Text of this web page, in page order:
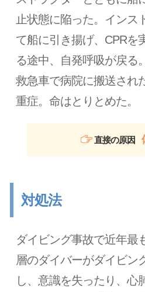
止状態に陥った。インス
て船に引き揚げ、CPRを
る途中、自発呼吸が戻る
救急車で病院に搬送され
重症。命はとりとめた。
直接の原因
対処法
ダイビング事故で近年最
層のダイバーがダイビン
し、意識を失ったり、心